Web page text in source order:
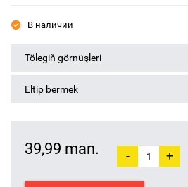
В наличии
Tölegiň görnüşleri
Eltip bermek
39,99 man. - +